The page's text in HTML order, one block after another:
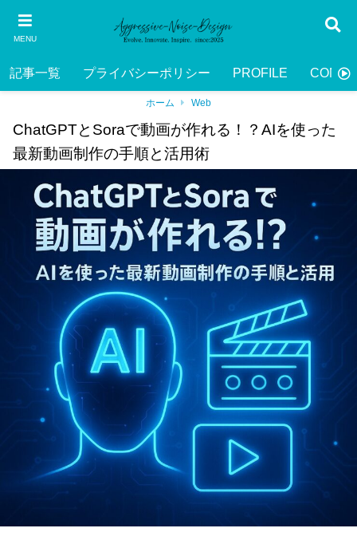
MENU
記事一覧 プライバシーポリシー PROFILE
ホーム Web
ChatGPTとSoraで動画が作れる！？AIを使った
最新動画制作の手順と活用術